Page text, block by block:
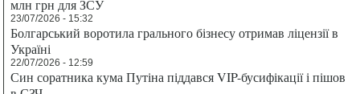
млн грн для ЗСУ
23/07/2026 - 15:32
Болгарський воротила грального бізнесу отримав ліцензії в
Україні
22/07/2026 - 12:59
Син соратника кума Путіна піддався VIP-бусифікації і пішов